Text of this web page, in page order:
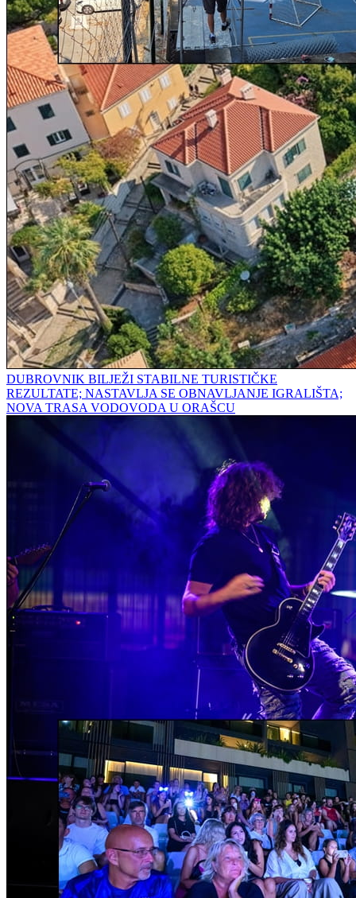
DUBROVNIK BILJEŽI STABILNE TURISTIČKE
REZULTATE; NASTAVLJA SE OBNAVLJANJE IGRALIŠTA;
NOVA TRASA VODOVODA U ORAŠCU